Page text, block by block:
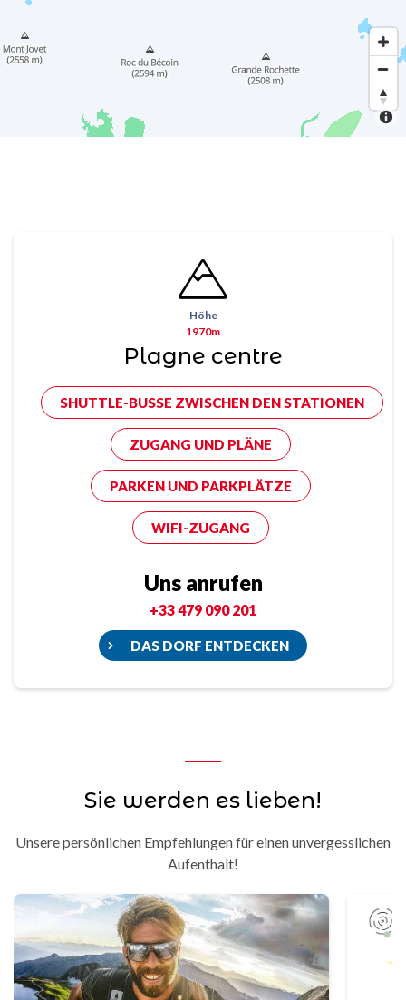
Höhe
1970m
Plagne centre
SHUTTLE-BUSSE ZWISCHEN DEN STATIONEN
ZUGANG UND PLÄNE
PARKEN UND PARKPLÄTZE
WIFI-ZUGANG
Uns anrufen
+33 479 090 201
DAS DORF ENTDECKEN
Sie werden es lieben!
Unsere persönlichen Empfehlungen für einen unvergesslichen
Aufenthalt!